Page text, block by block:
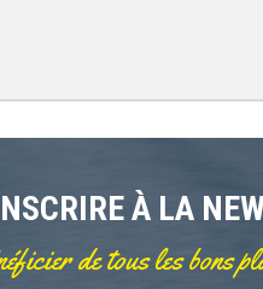
À LA
de tous les bons